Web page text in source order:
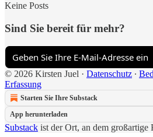
Keine Posts
Sind Sie bereit für mehr?
© 2026 Kirsten Juel · Datenschutz ∙
Erfassung
Starten Sie Ihre Substack
App herunterladen
Substack ist der Ort, an dem